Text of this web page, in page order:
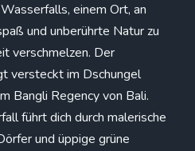
einem Ort, an
und unberührte Natur zu
verschmelzen. Der
versteckt im Dschungel
Bangli Regency von Bali.
führt dich durch malerische
und üppige grüne